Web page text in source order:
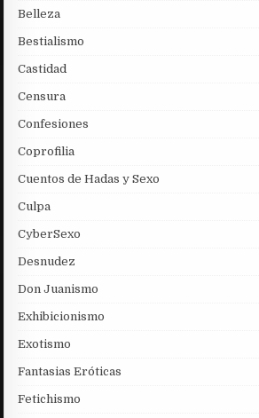
Belleza
Bestialismo
Castidad
Censura
Confesiones
Coprofilia
Cuentos de Hadas y Sexo
Culpa
CyberSexo
Desnudez
Don Juanismo
Exhibicionismo
Exotismo
Fantasias Eróticas
Fetichismo